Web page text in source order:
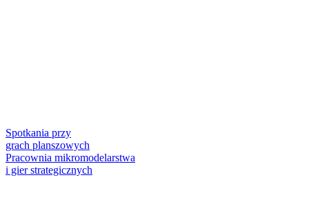
Spotkania przy
grach planszowych
Pracownia mikromodelarstwa
i gier strategicznych